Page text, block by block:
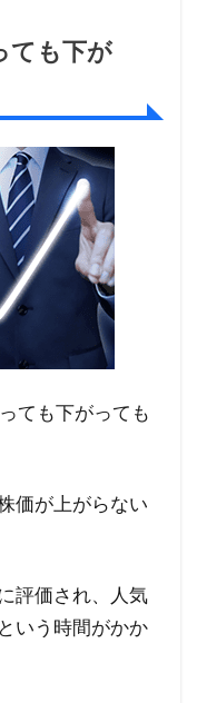
ても下が
ても下がっても
価が上がらない
評価され、人気
いう時間がかか